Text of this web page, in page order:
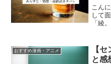
こん
して
「綾
面白
まし
おすすめ漫画・アニメ
【
と感